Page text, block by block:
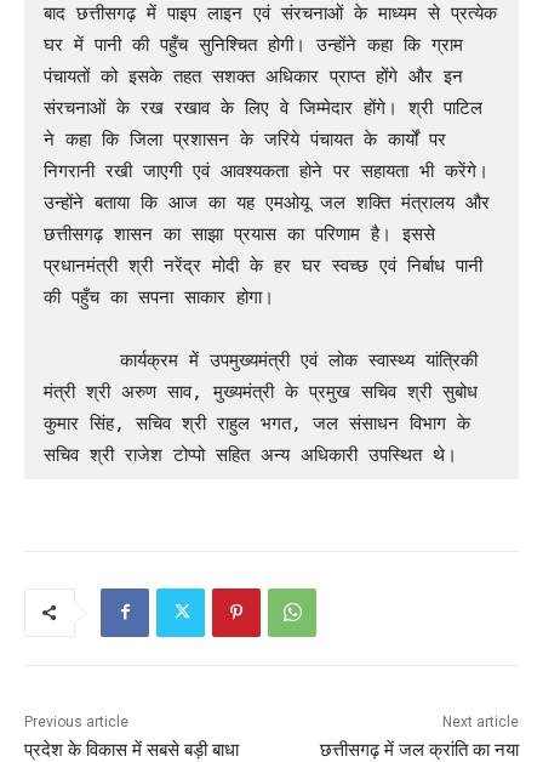
बाद छत्तीसगढ़ में पाइप लाइन एवं संरचनाओं के माध्यम से प्रत्येक
घर में पानी की पहुँच सुनिश्चित होगी। उन्होंने कहा कि ग्राम
पंचायतों को इसके तहत सशक्त अधिकार प्राप्त होंगे और इन
संरचनाओं के रख रखाव के लिए वे जिम्मेदार होंगे। श्री पाटिल
ने कहा कि जिला प्रशासन के जरिये पंचायत के कार्यों पर
निगरानी रखी जाएगी एवं आवश्यकता होने पर सहायता भी करेंगे।
उन्होंने बताया कि आज का यह एमओयू जल शक्ति मंत्रालय और
छत्तीसगढ़ शासन का साझा प्रयास का परिणाम है। इससे
प्रधानमंत्री श्री नरेंद्र मोदी के हर घर स्वच्छ एवं निर्बाध पानी
की पहुँच का सपना साकार होगा।
       कार्यक्रम में उपमुख्यमंत्री एवं लोक स्वास्थ्य यांत्रिकी
मंत्री श्री अरुण साव, मुख्यमंत्री के प्रमुख सचिव श्री सुबोध
कुमार सिंह, सचिव श्री राहुल भगत, जल संसाधन विभाग के
सचिव श्री राजेश टोप्पो सहित अन्य अधिकारी उपस्थित थे।
Previous article
प्रदेश के विकास में सबसे बड़ी बाधा
Next article
छत्तीसगढ़ में जल क्रांति का नया